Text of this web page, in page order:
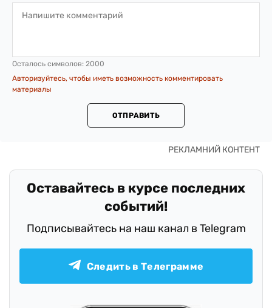
Осталось символов: 2000
Авторизуйтесь, чтобы иметь возможность комментировать
материалы
ОТПРАВИТЬ
Оставайтесь в курсе последних
событий!
Подписывайтесь на наш канал в Telegram
Следить в Телеграмме